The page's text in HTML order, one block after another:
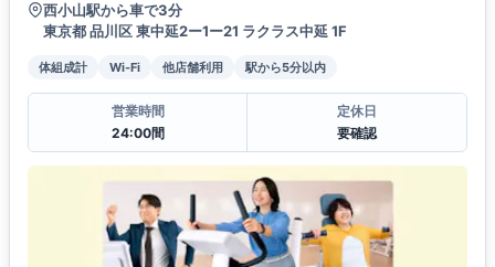
西小山駅から車で3分
東京都 品川区 東中延2ー1ー21 ラクラス中延 1F
体組成計 Wi-Fi 他店舗利用 駅から5分以内
営業時間
24:00間
定休日
要確認